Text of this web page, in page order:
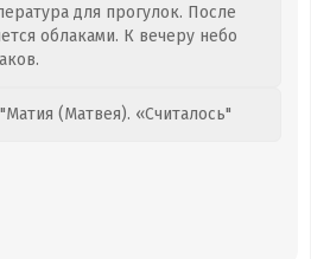
для прогулок. После
облаками. К вечеру небо
"Матия (Матвея). «Считалось"